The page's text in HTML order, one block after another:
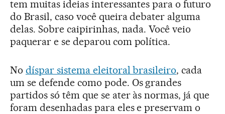
tem muitas ideias interessantes para o futuro
do Brasil, caso você queira debater alguma
delas. Sobre caipirinhas, nada. Você veio
paquerar e se deparou com política.
No díspar sistema eleitoral brasileiro, cada
um se defende como pode. Os grandes
partidos só têm que se ater às normas, já que
foram desenhadas para eles e preservam o